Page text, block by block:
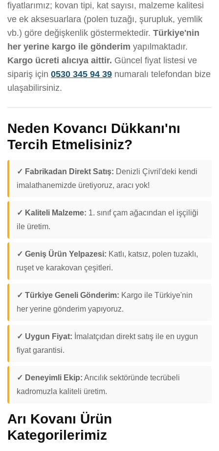
fiyatlarımız; kovan tipi, kat sayısı, malzeme kalitesi
ve ek aksesuarlara (polen tuzağı, şurupluk, yemlik
vb.) göre değişkenlik göstermektedir. Türkiye'nin
her yerine kargo ile gönderim yapılmaktadır.
Kargo ücreti alıcıya aittir. Güncel fiyat listesi ve
sipariş için 0530 345 94 39 numaralı telefondan bize
ulaşabilirsiniz.
Neden Kovancı Dükkanı'nı
Tercih Etmelisiniz?
✓ Fabrikadan Direkt Satış: Denizli Çivril'deki kendi
imalathanemizde üretiyoruz, aracı yok!
✓ Kaliteli Malzeme: 1. sınıf çam ağacından el işçiliği
ile üretim.
✓ Geniş Ürün Yelpazesi: Katlı, katsız, polen tuzaklı,
ruşet ve karakovan çeşitleri.
✓ Türkiye Geneli Gönderim: Kargo ile Türkiye'nin
her yerine gönderim yapıyoruz.
✓ Uygun Fiyat: İmalatçıdan direkt satış ile en uygun
fiyat garantisi.
✓ Deneyimli Ekip: Arıcılık sektöründe tecrübeli
kadromuzla kaliteli üretim.
Arı Kovanı Ürün
Kategorilerimiz